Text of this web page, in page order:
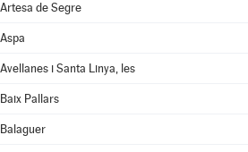
Artesa de Segre
Aspa
Avellanes i Santa Linya, les
Baix Pallars
Balaguer